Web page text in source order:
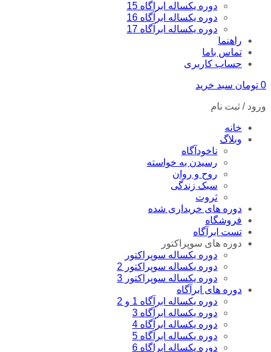
دوره یکساله ابراگاه 15
دوره یکساله ابرآگاه 16
دوره یکساله ابرآگاه 17
راهنما
تماس باما
حساب کاربری
0 تومان سبد خرید
ورود / ثبت نام
خانه
وبلاگ
ناخودآگاه
رسیدن به خواسته
روح و روان
سبک زندگی
ثروت
دوره های خریداری شده
فروشگاه
تست ابرآگاه
دوره های سوپراکتور
دوره یکساله سوپراکتور
دوره یکساله سوپراکتور 2
دوره یکساله سوپراکتور 3
دوره های ابرآگاه
دوره یکساله ابرآگاه 1 و 2
دوره یکساله ابرآگاه 3
دوره یکساله ابرآگاه 4
دوره یکساله ابرآگاه 5
دوره یکساله ابراگاه 6